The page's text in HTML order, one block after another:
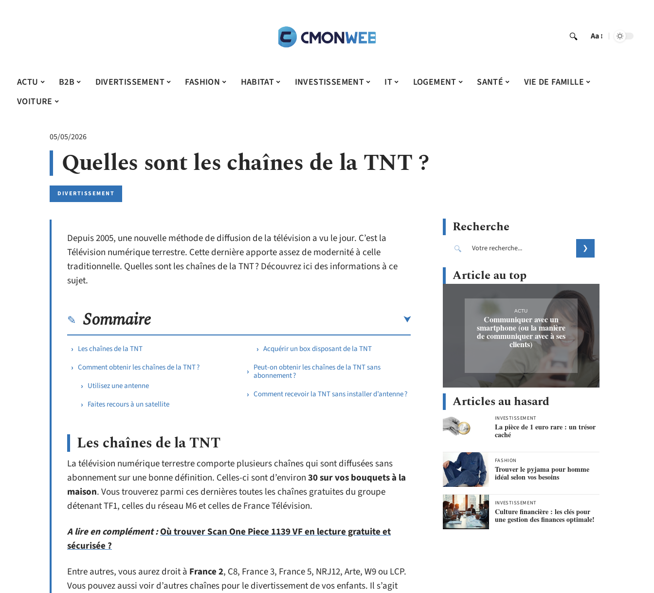
Aa
ACTU B2B DIVERTISSEMENT FASHION HABITAT INVESTISSEMENT IT LOGEMENT SANTÉ
VIE DE FAMILLE
VOITURE
05/05/2026
Quelles sont les chaînes de la TNT ?
DIVERTISSEMENT
Depuis 2005, une nouvelle méthode de diffusion de la télévision a vu le jour. C’est la
Télévision numérique terrestre. Cette dernière apporte assez de modernité à celle
traditionnelle. Quelles sont les chaînes de la TNT ? Découvrez ici des informations à ce
sujet.
Sommaire
Les chaînes de la TNT
Comment obtenir les chaînes de la TNT ?
Utilisez une antenne
Faites recours à un satellite
Acquérir un box disposant de la TNT
Peut-on obtenir les chaînes de la TNT sans
abonnement ?
Comment recevoir la TNT sans installer d’antenne ?
Les chaînes de la TNT
La télévision numérique terrestre comporte plusieurs chaînes qui sont diffusées sans
abonnement sur une bonne définition. Celles-ci sont d’environ30 sur vos bouquets à la
maison. Vous trouverez parmi ces dernières toutes les chaînes gratuites du groupe
détenant TF1, celles du réseau M6 et celles de France Télévision.
A lire en complément :Où trouver Scan One Piece 1139 VF en lecture gratuite et
sécurisée ?
Entre autres, vous aurez droit à France 2, C8, France 3, France 5, NRJ12, Arte, W9 ou LCP.
Vous pouvez aussi voir d’autres chaînes pour le divertissement de vos enfants. Il s’agit
Recherche
Article au top
ACTU
Communiquer avec un
smartphone (ou la manière
de communiquer avec à ses
clients)
Articles au hasard
INVESTISSEMENT
La pièce de 1 euro rare : un trésor
caché
FASHION
Trouver le pyjama pour homme
idéal selon vos besoins
INVESTISSEMENT
Culture financière : les clés pour
une gestion des finances optimale!